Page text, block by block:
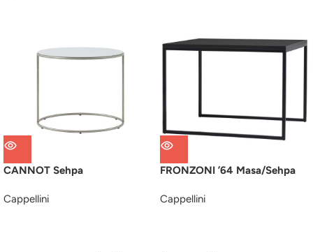
CANNOT Sehpa
Cappellini
FRONZONI ’64 Masa/Sehpa
Cappellini